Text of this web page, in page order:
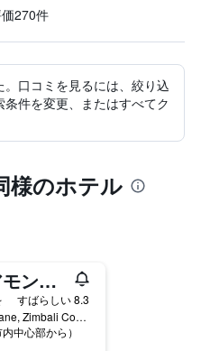
270​件
口コミを見るには、絞り込
件を変更、またはすべてク
のホテル
フェアモント ジムバリ ロッジ
すばらしい 8.3
1 Lodge Lane, Zimbali Coastal Estate, バリート, クワズール・ナタール州, 南アフリカ
中心部から）